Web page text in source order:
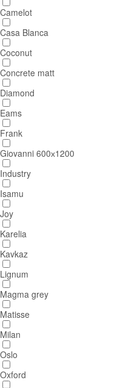
Camelot
Casa Blanca
Coconut
Concrete matt
Diamond
Eams
Frank
Giovanni 600х1200
Industry
Isamu
Joy
Karelia
Kavkaz
Lignum
Magma grey
Matisse
Milan
Oslo
Oxford